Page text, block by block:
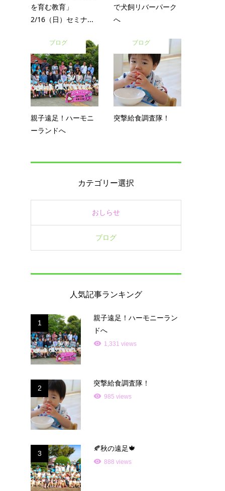
を育む教育」
2/16（日）セミナ...
で犬飼リバーパーク
へ
ブログ
親子遠足！ハーモニ
ーランドへ
ブログ
突撃給食調査隊！
カテゴリー選択
おしらせ
ブログ
人気記事ランキング
1
親子遠足！ハーモニーラン
ドへ
1,331 views
2
突撃給食調査隊！
985 views
3
🍂秋の遠足🍁
888 views